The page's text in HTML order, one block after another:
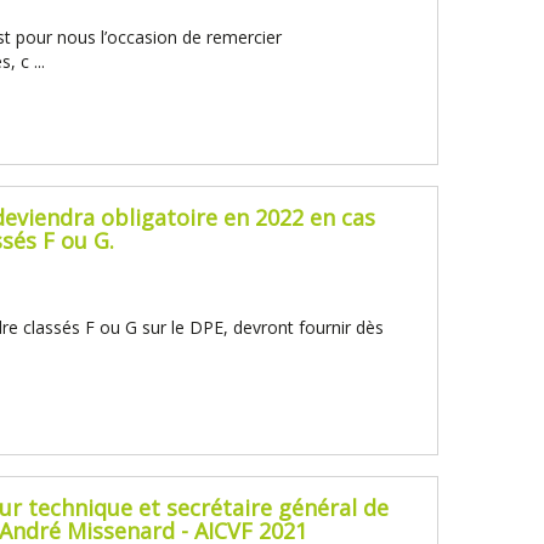
pour nous l’occasion de remercier
c ...
obligatoire en 2022 en cas
F ou G.
classés F ou G sur le DPE, devront fournir dès
technique et secrétaire général de
Missenard - AICVF 2021